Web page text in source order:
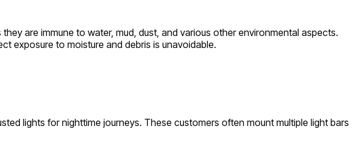
are immune to water, mud, dust, and various other environmental aspects.
exposure to moisture and debris is unavoidable.
lights for nighttime journeys. These customers often mount multiple light bars